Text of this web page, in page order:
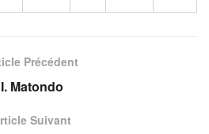
Précédent
I. Matondo
Suivant